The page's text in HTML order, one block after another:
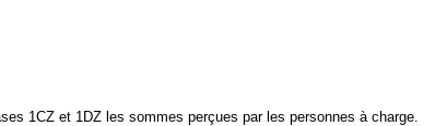
1CZ et 1DZ les sommes perçues par les personnes à charge.